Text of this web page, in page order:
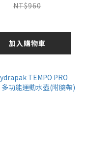
NT$960
加入購物車